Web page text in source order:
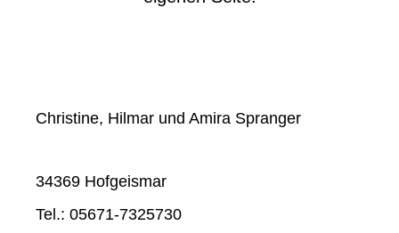
Christine, Hilmar und Amira Spranger
34369 Hofgeismar
Tel.: 05671-7325730